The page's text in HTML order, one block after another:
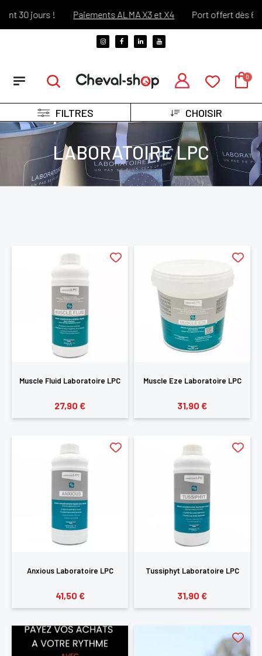
30 jours ! Paiements ALMA X3 et X4 Port offert dès 69€
FILTRES CHOISIR
LABORATOIRE LPC
Muscle Fluid Laboratoire LPC
27,90 €
Muscle Eze Laboratoire LPC
31,90 €
Anxious Laboratoire LPC
41,50 €
Tussiphyt Laboratoire LPC
31,90 €